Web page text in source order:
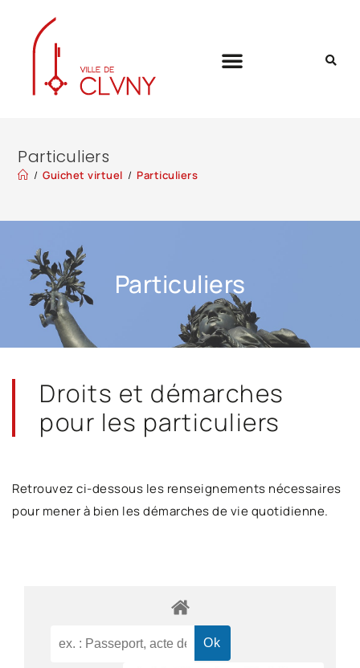
Particuliers
/ Guichet virtuel / Particuliers
Particuliers
Droits et démarches
pour les particuliers
Retrouvez ci-dessous les renseignements nécessaires
pour mener à bien les démarches de vie quotidienne.